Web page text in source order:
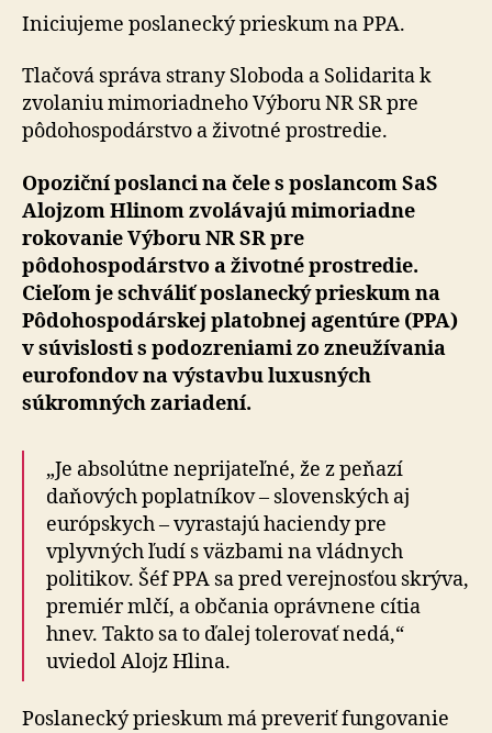
Iniciujeme poslanecký prieskum na PPA.
Tlačová správa strany Sloboda a Solidarita k
zvolaniu mimoriadneho Výboru NR SR pre
pôdohospodárstvo a životné prostredie.
Opoziční poslanci na čele s poslancom SaS
Alojzom Hlinom zvolávajú mimoriadne
rokovanie Výboru NR SR pre
pôdohospodárstvo a životné prostredie.
Cieľom je schváliť poslanecký prieskum na
Pôdohospodárskej platobnej agentúre (PPA)
v súvislosti s podozreniami zo zneužívania
eurofondov na výstavbu luxusných
súkromných zariadení.
„Je absolútne neprijateľné, že z peňazí
daňových poplatníkov – slovenských aj
európskych – vyrastajú haciendy pre
vplyvných ľudí s väzbami na vládnych
politikov. Šéf PPA sa pred verejnosťou skrýva,
premiér mlčí, a občania oprávnene cítia
hnev. Takto sa to ďalej tolerovať nedá,“
uviedol Alojz Hlina.
Poslanecký prieskum má preveriť fungovanie